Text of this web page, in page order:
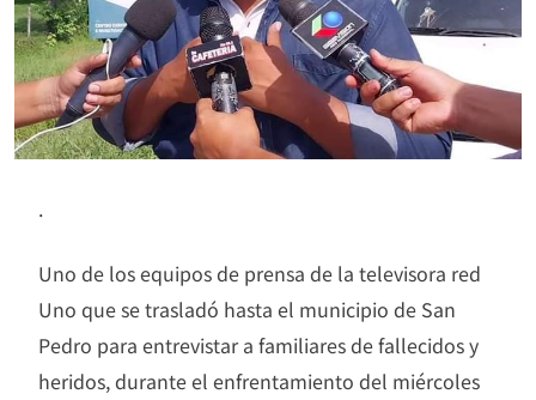
.
Uno de los equipos de prensa de la televisora red
Uno que se trasladó hasta el municipio de San
Pedro para entrevistar a familiares de fallecidos y
heridos, durante el enfrentamiento del miércoles